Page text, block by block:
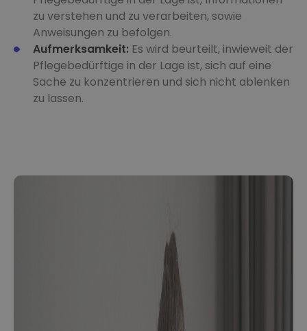
zu verstehen und zu verarbeiten, sowie
Anweisungen zu befolgen.
Aufmerksamkeit: Es wird beurteilt, inwieweit der
Pflegebedürftige in der Lage ist, sich auf eine
Sache zu konzentrieren und sich nicht ablenken
zu lassen.